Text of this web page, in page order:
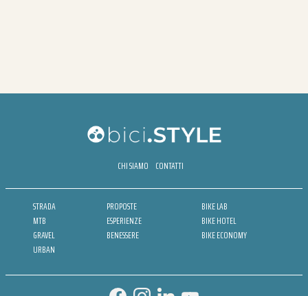
CHI SIAMO CONTATTI
STRADA
MTB
GRAVEL
URBAN
PROPOSTE
ESPERIENZE
BENESSERE
BIKE LAB
BIKE HOTEL
BIKE ECONOMY